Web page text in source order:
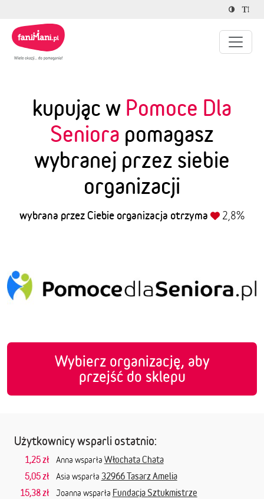
kupując w Pomoce Dla
Seniora pomagasz
wybranej przez siebie
organizacji
wybrana przez Ciebie organizacja otrzyma 2,8%
Wybierz organizację, aby
przejść do sklepu
Użytkownicy wsparli ostatnio:
1,25 zł Anna wsparła Włochata Chata
5,05 zł
Asia wsparła 32966 Tasarz Amelia
15,38 zł
Joanna wsparła Fundacja Sztukmistrze